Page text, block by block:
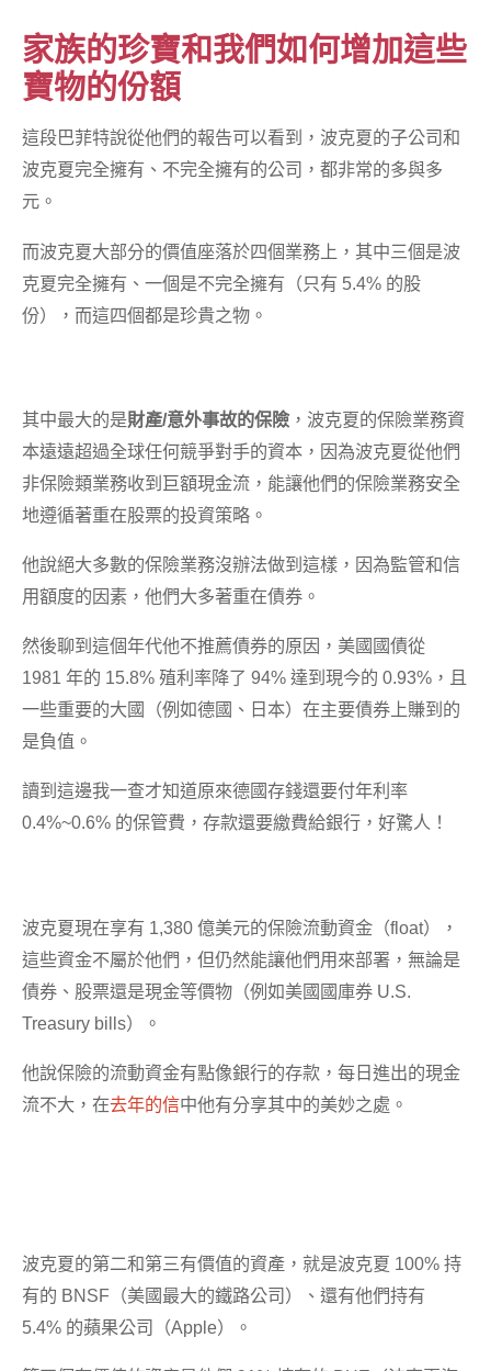
家族的珍寶和我們如何增加這些
寶物的份額
這段巴菲特說從他們的報告可以看到，波克夏的子公司和
波克夏完全擁有、不完全擁有的公司，都非常的多與多
元。
而波克夏大部分的價值座落於四個業務上，其中三個是波
克夏完全擁有、一個是不完全擁有（只有 5.4% 的股
份），而這四個都是珍貴之物。
其中最大的是財產/意外事故的保險，波克夏的保險業務資
本遠遠超過全球任何競爭對手的資本，因為波克夏從他們
非保險類業務收到巨額現金流，能讓他們的保險業務安全
地遵循著重在股票的投資策略。
他說絕大多數的保險業務沒辦法做到這樣，因為監管和信
用額度的因素，他們大多著重在債券。
然後聊到這個年代他不推薦債券的原因，美國國債從
1981 年的 15.8% 殖利率降了 94% 達到現今的 0.93%，且
一些重要的大國（例如德國、日本）在主要債券上賺到的
是負值。
讀到這邊我一查才知道原來德國存錢還要付年利率
0.4%~0.6% 的保管費，存款還要繳費給銀行，好驚人！
波克夏現在享有 1,380 億美元的保險流動資金（float），
這些資金不屬於他們，但仍然能讓他們用來部署，無論是
債券、股票還是現金等價物（例如美國國庫券 U.S.
Treasury bills）。
他說保險的流動資金有點像銀行的存款，每日進出的現金
流不大，在去年的信中他有分享其中的美妙之處。
波克夏的第二和第三有價值的資產，就是波克夏 100% 持
有的 BNSF（美國最大的鐵路公司）、還有他們持有
5.4% 的蘋果公司（Apple）。